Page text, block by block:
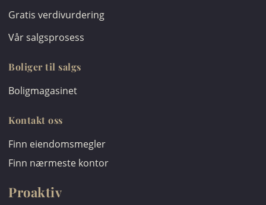
Gratis verdivurdering
Vår salgsprosess
Boliger til salgs
Boligmagasinet
Kontakt oss
Finn eiendomsmegler
Finn nærmeste kontor
Proaktiv